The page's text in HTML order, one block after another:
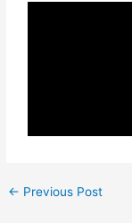
← Previous Post